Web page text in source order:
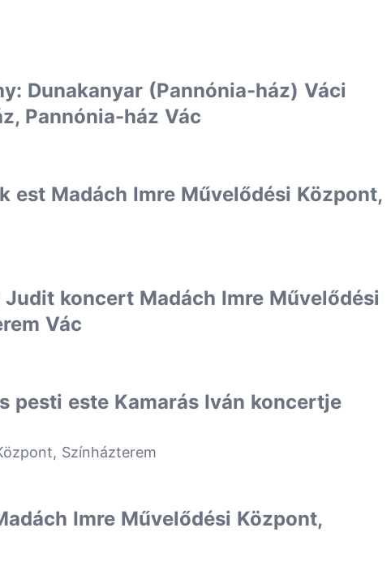
Dunakanyar (Pannónia-ház) Váci
Pannónia-ház Vác
est Madách Imre Művelődési Központ,
Judit koncert Madách Imre Művelődési
Vác
pesti este Kamarás Iván koncertje
Színházterem
Imre Művelődési Központ,